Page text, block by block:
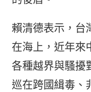
賴清德表示，台
在海上，近年來
各種越界與騷擾
巡在跨國緝毒、